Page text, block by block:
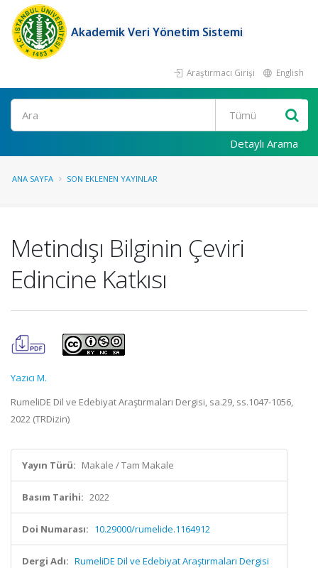
Akademik Veri Yönetim Sistemi
Araştırmacı Girişi English
Ara
Detaylı Arama
ANA SAYFA SON EKLENEN YAYINLAR
Metindışı Bilginin Çeviri
Edincine Katkısı
Yazıcı M.
RumeliDE Dil ve Edebiyat Araştırmaları Dergisi, sa.29, ss.1047-1056,
2022 (TRDizin)
Yayın Türü: Makale / Tam Makale
Basım Tarihi: 2022
Doi Numarası: 10.29000/rumelide.1164912
Dergi Adı: RumeliDE Dil ve Edebiyat Araştırmaları Dergisi